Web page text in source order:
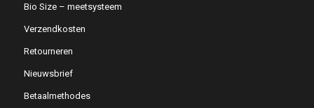
Bio Size – meetsysteem
Verzendkosten
Retourneren
Nieuwsbrief
Betaalmethodes